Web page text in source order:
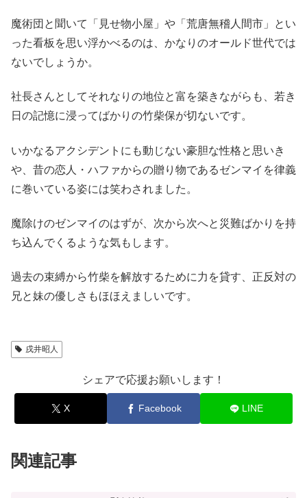
魔術団と聞いて「見せ物小屋」や「荒唐無稽人間市」とい
った看板を思い浮かべるのは、かなりのオールド世代では
ないでしょうか。
社長さんとしてそれなりの地位と富を築きながらも、若き
日の記憶に浸ってばかりの竹柴保が切ないです。
いかなるアクシデントにも動じない豪胆な性格と思いき
や、昔の恋人・ハファからの贈り物であるゼンマイを律義
に巻いている姿には笑わされました。
魔除けのゼンマイのはずが、次から次へと災難ばかりを持
ち込んでくるような気もします。
過去の束縛から竹柴を解放するために力を貸す、正反対の
兄と妹の優しさもほほえましいです。
戌井昭人
シェアで応援お願いします！
X Facebook LINE
関連記事